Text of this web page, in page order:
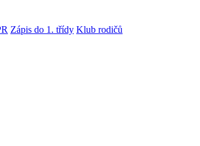
Zápis do 1. třídy Klub rodičů